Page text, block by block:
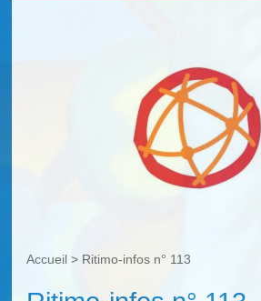
Accueil > Ritimo-infos n° 113